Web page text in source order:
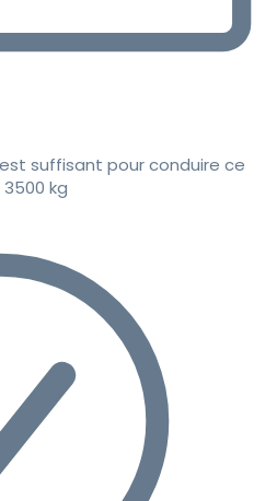
suffisant pour conduire ce
kg